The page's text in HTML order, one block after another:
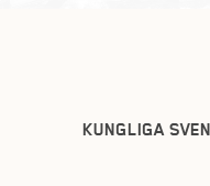
KUNGLIGA